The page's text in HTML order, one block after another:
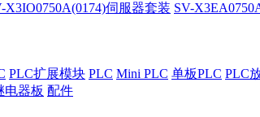
X3IO0750A(0174)伺服器套装 SV-
PLC扩展模块 PLC Mini PLC 单板PLC PLC
电器板 配件